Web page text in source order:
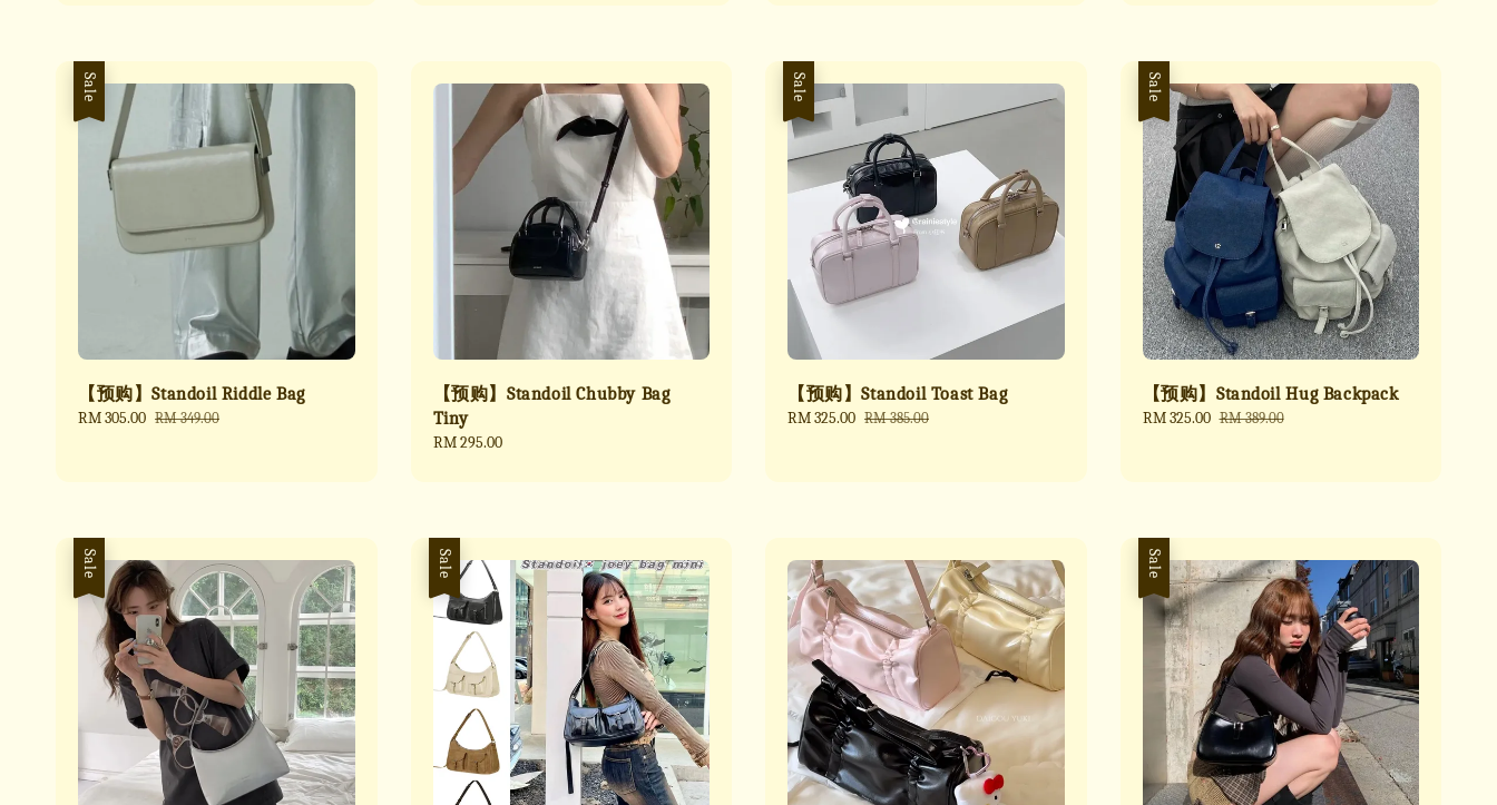
Sale
【预购】Standoil Riddle Bag
Sale
RM 305.00 Regular
RM 349.00
【预购】Standoil Chubby Bag
Tiny
Regular
RM 295.00
Sale
【预购】Standoil Toast Bag
Sale
RM 325.00 Regular
RM 385.00
Sale
【预购】Standoil Hug Backpack
Sale
RM 325.00 Regular
RM 389.00
Sale Sale Sale